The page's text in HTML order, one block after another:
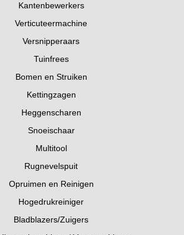
Kantenbewerkers
Verticuteermachine
Versnipperaars
Tuinfrees
Bomen en Struiken
Kettingzagen
Heggenscharen
Snoeischaar
Multitool
Rugnevelspuit
Opruimen en Reinigen
Hogedrukreiniger
Bladblazers/Zuigers